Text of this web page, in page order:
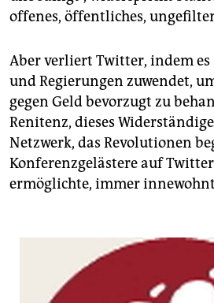
offenes, öffentliches,
Aber verliert Twitter, indem es
und Regierungen zuwendet,
gegen Geld bevorzugt zu
Renitenz, dieses
Netzwerk, das Revolutionen
Konferenzgelästere auf
ermöglichte, immer